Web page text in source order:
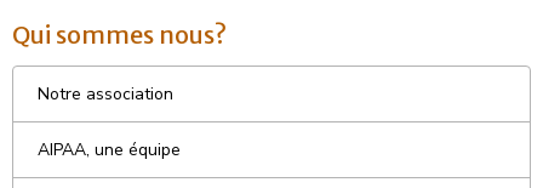
Qui sommes nous?
Notre association
AIPAA, une équipe